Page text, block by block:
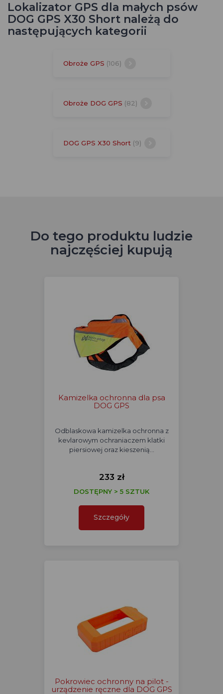
Lokalizator GPS dla małych psów
DOG GPS X30 Short należą do
następujących kategorii
Obroże GPS (106)
Obroże DOG GPS (82)
DOG GPS X30 Short (9)
Do tego produktu ludzie
najczęściej kupują
Kamizelka ochronna dla psa
DOG GPS
Odblaskowa kamizelka ochronna z
kevlarowym ochraniaczem klatki
piersiowej oraz kieszenią…
233 zł
DOSTĘPNY > 5 SZTUK
Szczegóły
Pokrowiec ochronny na pilot -
urządzenie ręczne dla DOG GPS